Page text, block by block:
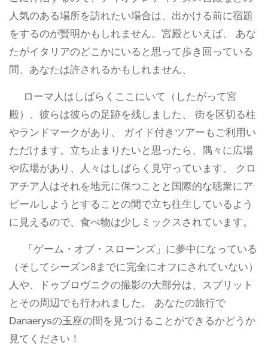
人気のある場所を訪れたい場合は、出かける前に宿題
をするのが賢明かもしれません。宮殿といえば、 あな
たがイタリアのどこかにいると思って歩き回っている
間、あなたは許されるかもしれません、
ローマ人はしばらくここにいて（したがって宮
殿）、彼らは彼らの足跡を残しました、 街を区切る柱
やランドマークがあり、 ガイド付きツアーもご利用い
ただけます。立ち止まりたいと思ったら、隅々に広場
や広場があり、人々はしばらく見守っています、 クロ
アチア人はそれを地元に保つことと国際的な聴衆にア
ピールしようとすることの間で立ち往生しているよう
に見えるので、食べ物は少しミックスされています。
「ゲーム・オブ・スローンズ」に夢中になっている
（そしてシーズン8までに完全にオフにされていない）
人や、ドゥブロヴニクの撮影の大部分は、スプリット
とその周辺でも行われました。 あなたの旅行で
Danaerysの玉座の間を見つけることができるかどうか
見てください！